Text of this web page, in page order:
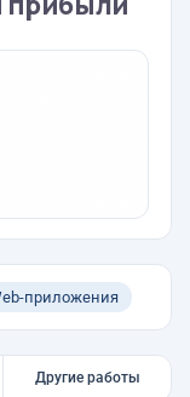
приложения
Другие работы